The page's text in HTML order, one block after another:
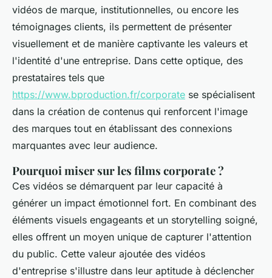
vidéos de marque, institutionnelles, ou encore les
témoignages clients, ils permettent de présenter
visuellement et de manière captivante les valeurs et
l'identité d'une entreprise. Dans cette optique, des
prestataires tels que
https://www.bproduction.fr/corporate se spécialisent
dans la création de contenus qui renforcent l'image
des marques tout en établissant des connexions
marquantes avec leur audience.
Pourquoi miser sur les films corporate ?
Ces vidéos se démarquent par leur capacité à
générer un impact émotionnel fort. En combinant des
éléments visuels engageants et un storytelling soigné,
elles offrent un moyen unique de capturer l'attention
du public. Cette valeur ajoutée des vidéos
d'entreprise s'illustre dans leur aptitude à déclencher